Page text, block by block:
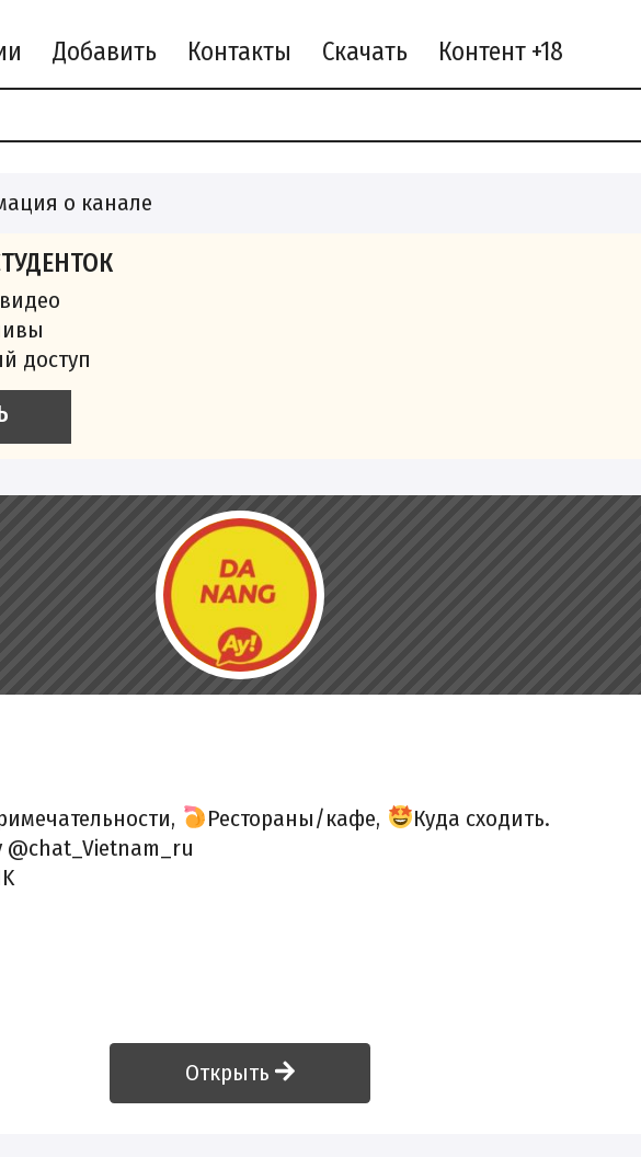
Добавить Контакты Скачать
о канале
доступ
Рестораны/кафе,
Куда сходить.
Открыть